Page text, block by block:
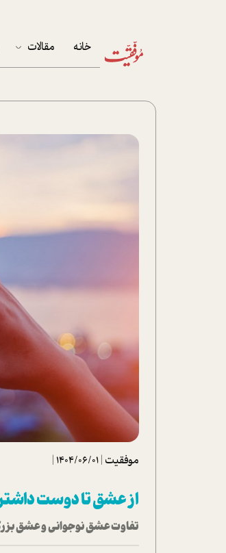
خانه مقالات
تحلیل فیلم
شیوانا
داستان
موفقیت |
1404/06/01
|
از عشق تا دوست
تفاوت عشق نوجوانی و عشق